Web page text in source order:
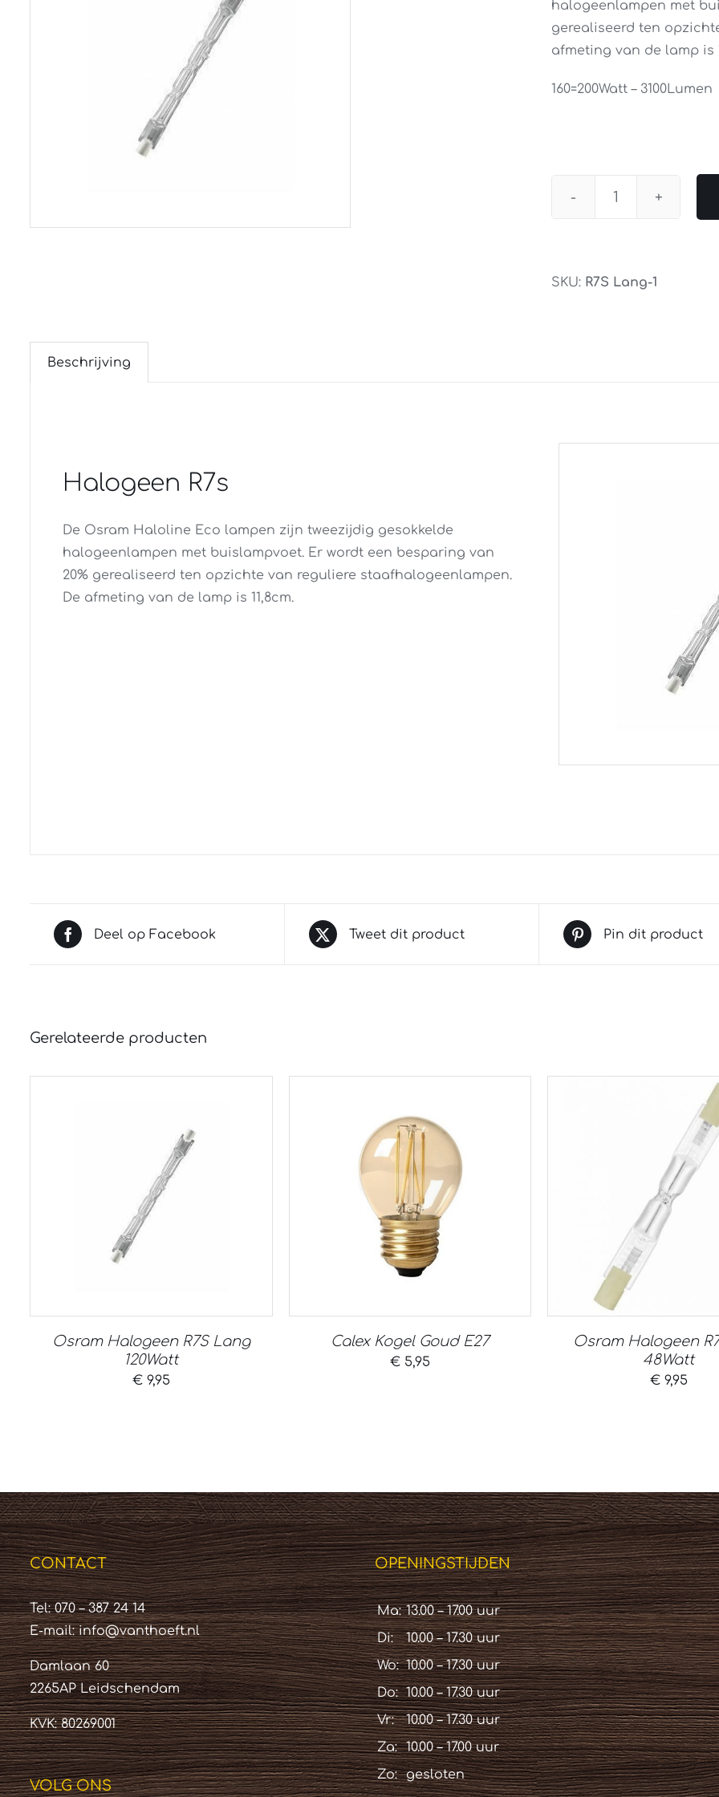
halogeenlampen met
gerealiseerd ten
afmeting van de lamp is
160=200Watt – 3100Lumen
Osram
Lang
SKU: R7S Lang-1
Beschrijving
Halogeen R7s
De Osram Haloline Eco lampen zijn tweezijdig gesokkelde
halogeenlampen met buislampvoet. Er wordt een besparing van
20% gerealiseerd ten opzichte van reguliere staafhalogeenlampen.
De afmeting van de lamp is 11,8cm.
Deel op Facebook Tweet dit product Pin dit product
Gerelateerde producten
Osram Halogeen R7S Lang
120Watt
€9,95
Calex Kogel Goud E27
€5,95
Osram Halogeen
48Watt
€9,95
CONTACT
Tel: 070 – 387 24 14
E-mail:info@vanthoeft.nl
Damlaan 60
2265AP Leidschendam
KVK: 80269001
VOLG ONS
OPENINGSTIJDEN
Ma: 13.00 – 17.00 uur
Di:
10.00 – 17.30 uur
Wo: 10.00 – 17.30 uur
Do: 10.00 – 17.30 uur
Vr:
10.00 – 17.30 uur
Za:
10.00 – 17.00 uur
Zo:
gesloten